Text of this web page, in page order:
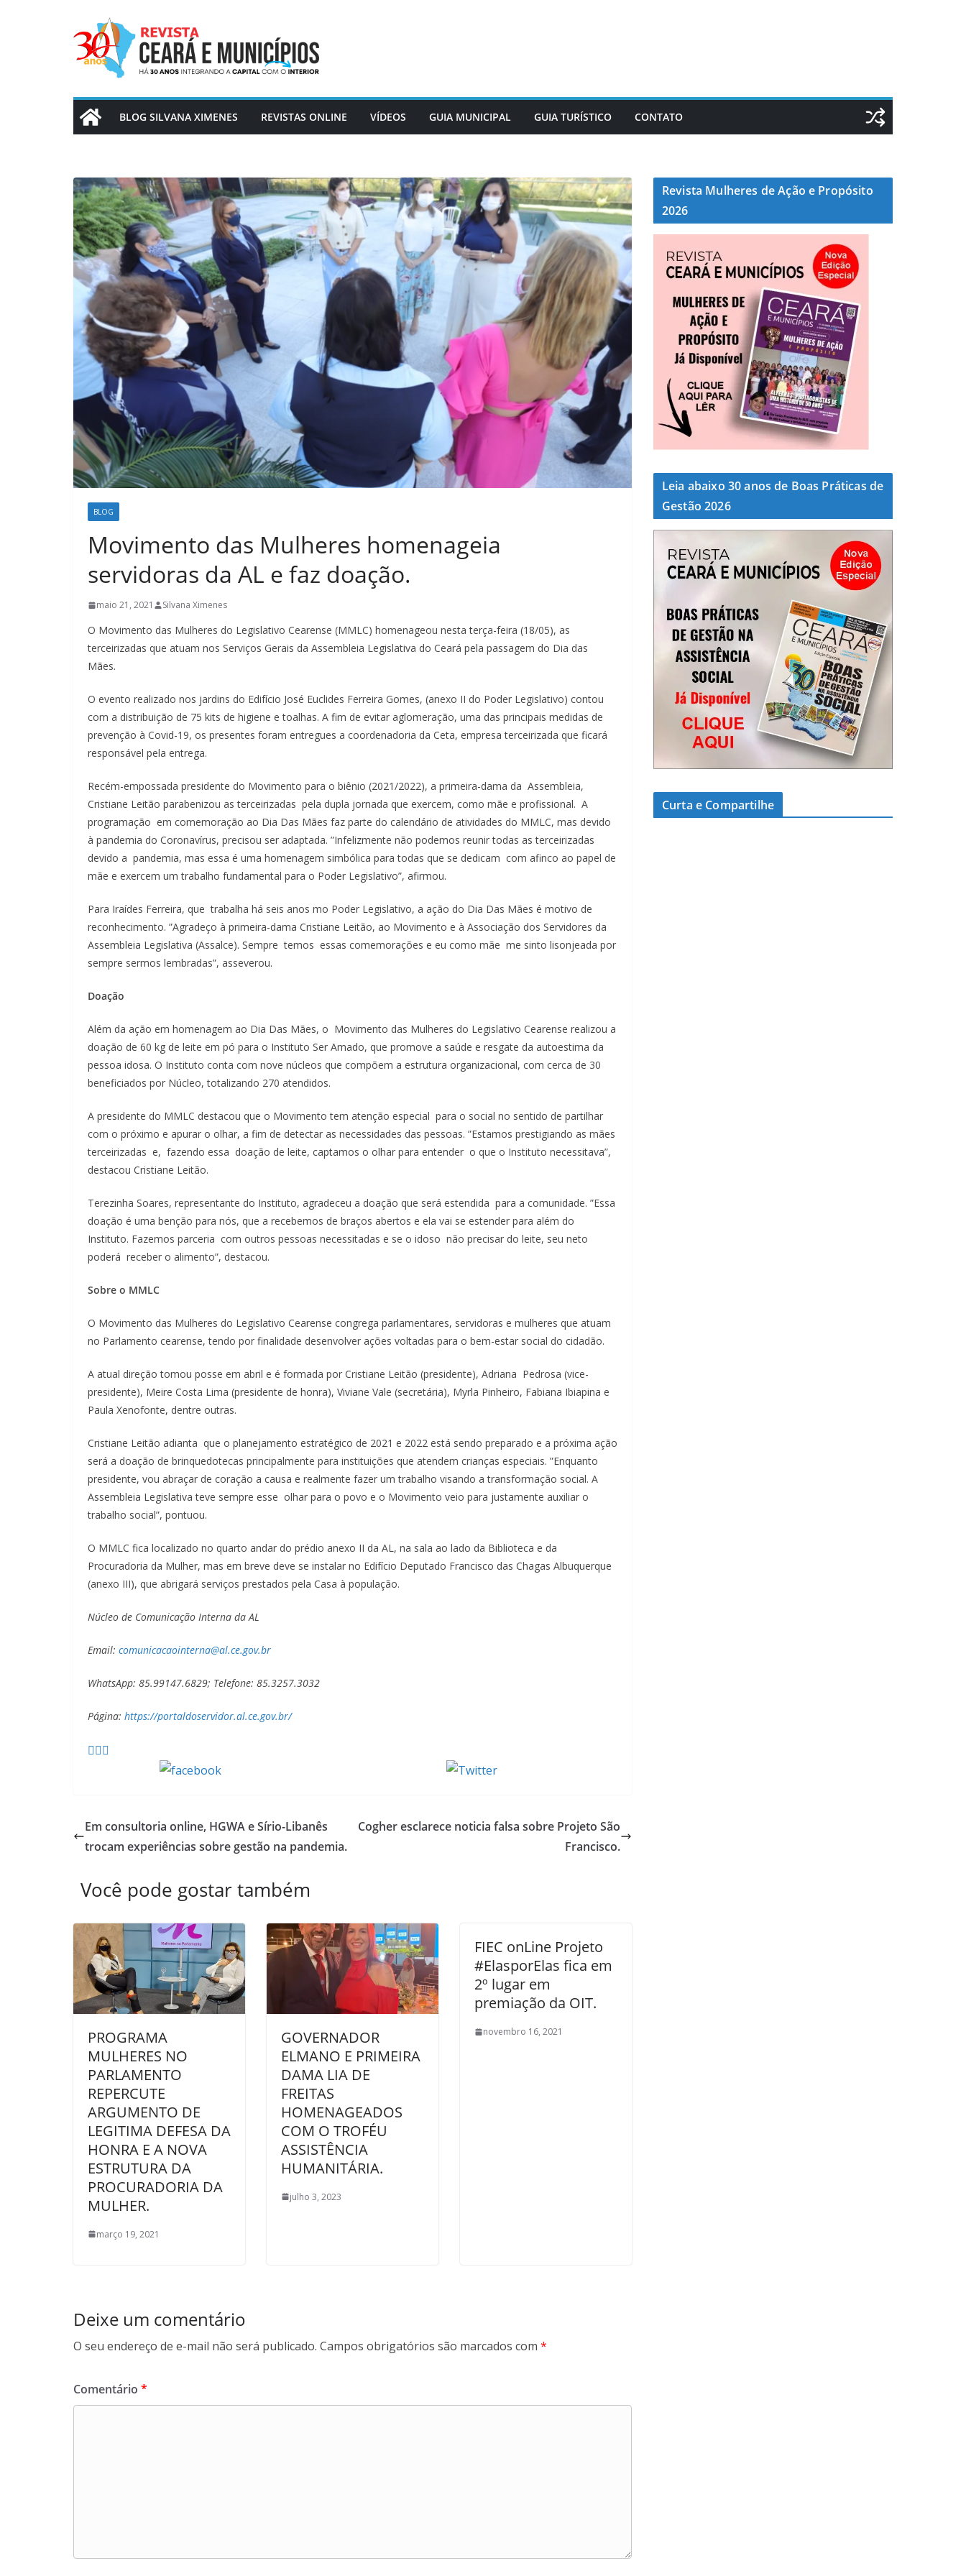
BLOG SILVANA XIMENES REVISTAS ONLINE VÍDEOS GUIA MUNICIPAL GUIA TURÍSTICO CONTATO
BLOG
Movimento das Mulheres homenageia
servidoras da AL e faz doação.
maio 21, 2021 Silvana Ximenes
O Movimento das Mulheres do Legislativo Cearense (MMLC) homenageou nesta terça-feira (18/05), as
terceirizadas que atuam nos Serviços Gerais da Assembleia Legislativa do Ceará pela passagem do Dia das
Mães.
O evento realizado nos jardins do Edifício José Euclides Ferreira Gomes, (anexo II do Poder Legislativo) contou
com a distribuição de 75 kits de higiene e toalhas. A fim de evitar aglomeração, uma das principais medidas de
prevenção à Covid-19, os presentes foram entregues a coordenadoria da Ceta, empresa terceirizada que ficará
responsável pela entrega.
Recém-empossada presidente do Movimento para o biênio (2021/2022), a primeira-dama da Assembleia,
Cristiane Leitão parabenizou as terceirizadas pela dupla jornada que exercem, como mãe e profissional. A
programação em comemoração ao Dia Das Mães faz parte do calendário de atividades do MMLC, mas devido
à pandemia do Coronavírus, precisou ser adaptada. ”Infelizmente não podemos reunir todas as terceirizadas
devido a pandemia, mas essa é uma homenagem simbólica para todas que se dedicam com afinco ao papel de
mãe e exercem um trabalho fundamental para o Poder Legislativo”, afirmou.
Para Iraídes Ferreira, que trabalha há seis anos mo Poder Legislativo, a ação do Dia Das Mães é motivo de
reconhecimento. ”Agradeço à primeira-dama Cristiane Leitão, ao Movimento e à Associação dos Servidores da
Assembleia Legislativa (Assalce). Sempre temos essas comemorações e eu como mãe me sinto lisonjeada por
sempre sermos lembradas”, asseverou.
Doação
Além da ação em homenagem ao Dia Das Mães, o Movimento das Mulheres do Legislativo Cearense realizou a
doação de 60 kg de leite em pó para o Instituto Ser Amado, que promove a saúde e resgate da autoestima da
pessoa idosa. O Instituto conta com nove núcleos que compõem a estrutura organizacional, com cerca de 30
beneficiados por Núcleo, totalizando 270 atendidos.
A presidente do MMLC destacou que o Movimento tem atenção especial para o social no sentido de partilhar
com o próximo e apurar o olhar, a fim de detectar as necessidades das pessoas. ”Estamos prestigiando as mães
terceirizadas e, fazendo essa doação de leite, captamos o olhar para entender o que o Instituto necessitava”,
destacou Cristiane Leitão.
Terezinha Soares, representante do Instituto, agradeceu a doação que será estendida para a comunidade. ”Essa
doação é uma benção para nós, que a recebemos de braços abertos e ela vai se estender para além do
Instituto. Fazemos parceria com outros pessoas necessitadas e se o idoso não precisar do leite, seu neto
poderá receber o alimento”, destacou.
Sobre o MMLC
O Movimento das Mulheres do Legislativo Cearense congrega parlamentares, servidoras e mulheres que atuam
no Parlamento cearense, tendo por finalidade desenvolver ações voltadas para o bem-estar social do cidadão.
A atual direção tomou posse em abril e é formada por Cristiane Leitão (presidente), Adriana Pedrosa (vice-
presidente), Meire Costa Lima (presidente de honra), Viviane Vale (secretária), Myrla Pinheiro, Fabiana Ibiapina e
Paula Xenofonte, dentre outras.
Cristiane Leitão adianta que o planejamento estratégico de 2021 e 2022 está sendo preparado e a próxima ação
será a doação de brinquedotecas principalmente para instituições que atendem crianças especiais. ”Enquanto
presidente, vou abraçar de coração a causa e realmente fazer um trabalho visando a transformação social. A
Assembleia Legislativa teve sempre esse olhar para o povo e o Movimento veio para justamente auxiliar o
trabalho social”, pontuou.
O MMLC fica localizado no quarto andar do prédio anexo II da AL, na sala ao lado da Biblioteca e da
Procuradoria da Mulher, mas em breve deve se instalar no Edifício Deputado Francisco das Chagas Albuquerque
(anexo III), que abrigará serviços prestados pela Casa à população.
Núcleo de Comunicação Interna da AL
Email: comunicacaointerna@al.ce.gov.br
WhatsApp: 85.99147.6829; Telefone: 85.3257.3032
Página: https://portaldoservidor.al.ce.gov.br/
Compartilhe Tweet
Em consultoria online, HGWA e Sírio-Libanês
trocam experiências sobre gestão na pandemia.
Cogher esclarece noticia falsa sobre Projeto São
Francisco.
Você pode gostar também
PROGRAMA
MULHERES NO
PARLAMENTO
REPERCUTE
ARGUMENTO DE
LEGITIMA DEFESA DA
HONRA E A NOVA
ESTRUTURA DA
PROCURADORIA DA
MULHER.
março 19, 2021
GOVERNADOR
ELMANO E PRIMEIRA
DAMA LIA DE
FREITAS
HOMENAGEADOS
COM O TROFÉU
ASSISTÊNCIA
HUMANITÁRIA.
julho 3, 2023
FIEC onLine Projeto
#ElasporElas fica em
2º lugar em
premiação da OIT.
novembro 16, 2021
Deixe um comentário
O seu endereço de e-mail não será publicado. Campos obrigatórios são marcados com *
Comentário *
Revista Mulheres de Ação e Propósito
2026
Leia abaixo 30 anos de Boas Práticas de
Gestão 2026
Curta e Compartilhe